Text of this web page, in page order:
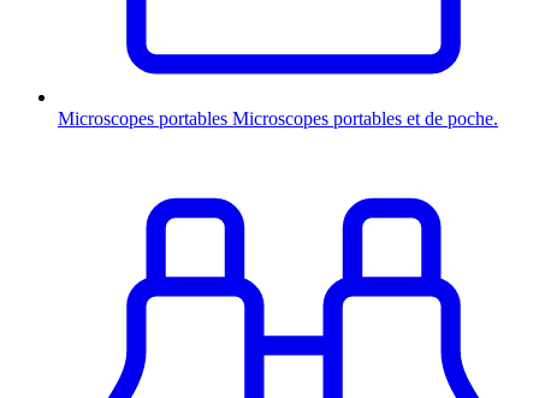
Microscopes portables Microscopes portables et de poche.